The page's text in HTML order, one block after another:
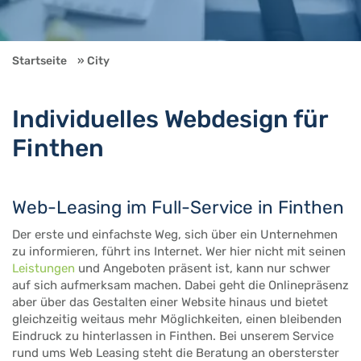
Startseite City
Individuelles Webdesign für
Finthen
Web-Leasing im Full-Service in Finthen
Der erste und einfachste Weg, sich über ein Unternehmen
zu informieren, führt ins Internet. Wer hier nicht mit seinen
Leistungen und Angeboten präsent ist, kann nur schwer
auf sich aufmerksam machen. Dabei geht die Onlinepräsenz
aber über das Gestalten einer Website hinaus und bietet
gleichzeitig weitaus mehr Möglichkeiten, einen bleibenden
Eindruck zu hinterlassen in Finthen. Bei unserem Service
rund ums Web Leasing steht die Beratung an obersterster